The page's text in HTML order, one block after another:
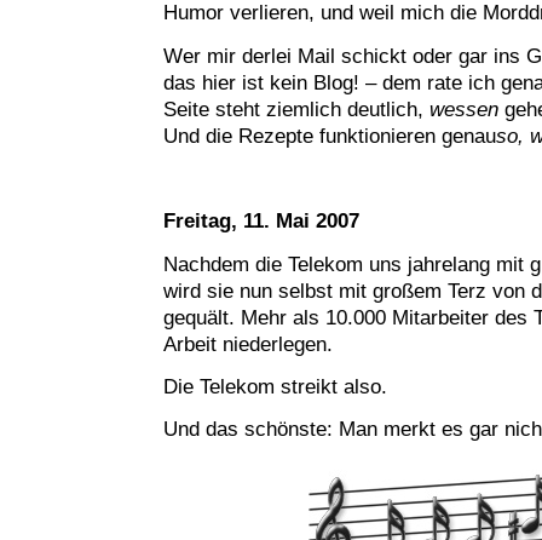
Humor verlieren, und weil mich die
Wer mir derlei Mail schickt oder gar ins
das hier ist kein Blog! – dem rate ich
Seite steht ziemlich deutlich, wessen
Und die Rezepte funktionieren genauso,
Freitag, 11. Mai 2007
Nachdem die Telekom uns jahrelang mit
wird sie nun selbst mit großem Terz von
gequält. Mehr als 10.000 Mitarbeiter des
Arbeit niederlegen.
Die Telekom streikt also.
Und das schönste: Man merkt es gar